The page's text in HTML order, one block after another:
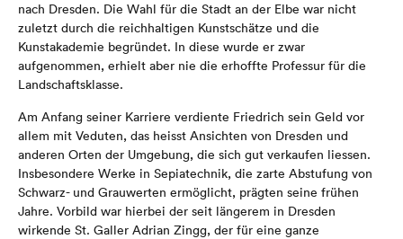
nach Dresden. Die Wahl für die Stadt an der Elbe war nicht
zuletzt durch die reichhaltigen Kunstschätze und die
Kunstakademie begründet. In diese wurde er zwar
aufgenommen, erhielt aber nie die erhoffte Professur für die
Landschaftsklasse.
Am Anfang seiner Karriere verdiente Friedrich sein Geld vor
allem mit Veduten, das heisst Ansichten von Dresden und
anderen Orten der Umgebung, die sich gut verkaufen liessen.
Insbesondere Werke in Sepiatechnik, die zarte Abstufung von
Schwarz- und Grauwerten ermöglicht, prägten seine frühen
Jahre. Vorbild war hierbei der seit längerem in Dresden
wirkende St. Galler Adrian Zingg, der für eine ganze